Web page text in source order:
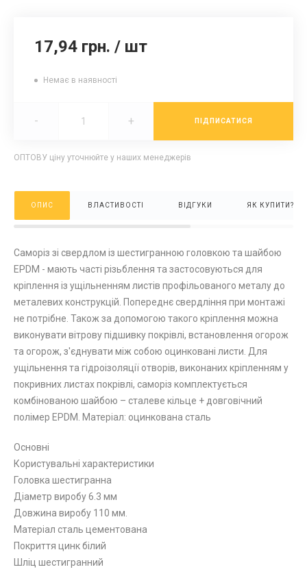
17,94 грн. / шт
Немає в наявності
- + ПІДПИСАТИСЯ
ОПТОВУ ціну уточнюйте у наших менеджерів
ОПИС ВЛАСТИВОСТІ ВІДГУКИ ЯК КУПИТИ?
Саморіз зі свердлом із шестигранною головкою та шайбою
EPDM - мають часті різьблення та застосовуються для
кріплення із ущільненням листів профільованого металу до
металевих конструкцій. Попереднє свердління при монтажі
не потрібне. Також за допомогою такого кріплення можна
виконувати вітрову підшивку покрівлі, встановлення огорож
та огорож, з'єднувати між собою оцинковані листи. Для
ущільнення та гідроізоляції отворів, виконаних кріпленням у
покривних листах покрівлі, саморіз комплектується
комбінованою шайбою – сталеве кільце + довговічний
полімер EPDM. Матеріал: оцинкована сталь
Основні
Користувальні характеристики
Головка шестигранна
Діаметр виробу 6.3 мм
Довжина виробу 110 мм.
Матеріал сталь цементована
Покриття цинк білий
Шліц шестигранний